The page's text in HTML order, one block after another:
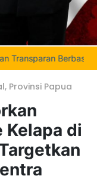
Fakta dan Bukti
, Provinsi Papua
Kelapa di